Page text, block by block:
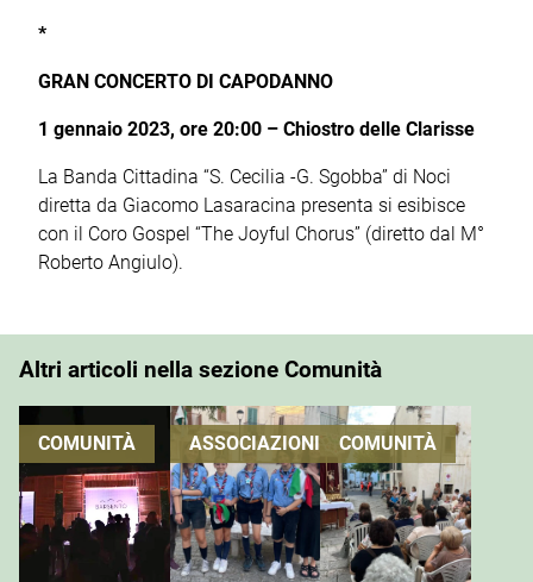
*
GRAN CONCERTO DI CAPODANNO
1 gennaio 2023, ore 20:00 – Chiostro delle Clarisse
La Banda Cittadina “S. Cecilia -G. Sgobba” di Noci
diretta da Giacomo Lasaracina presenta si esibisce
con il Coro Gospel “The Joyful Chorus” (diretto dal M°
Roberto Angiulo).
Altri articoli nella sezione Comunità
COMUNITÀ ASSOCIAZIONI COMUNITÀ